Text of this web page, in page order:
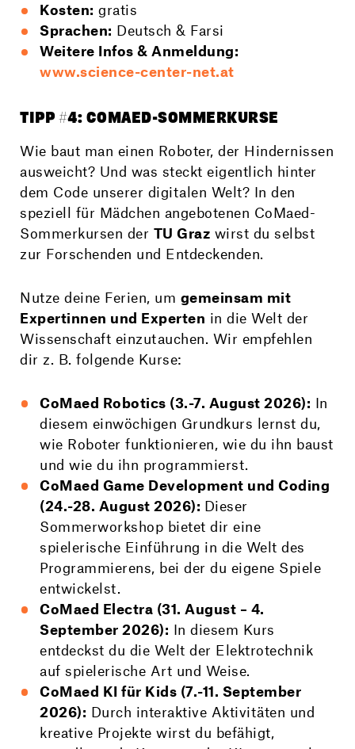
Kosten: gratis
Sprachen: Deutsch & Farsi
Weitere Infos & Anmeldung:
www.science-center-net.at
TIPP #4: COMAED-SOMMERKURSE
Wie baut man einen Roboter, der Hindernissen
ausweicht? Und was steckt eigentlich hinter
dem Code unserer digitalen Welt? In den
speziell für Mädchen angebotenen CoMaed-
Sommerkursen der TU Graz wirst du selbst
zur Forschenden und Entdeckenden.
Nutze deine Ferien, um gemeinsam mit
Expertinnen und Experten in die Welt der
Wissenschaft einzutauchen. Wir empfehlen
dir z. B. folgende Kurse:
CoMaed Robotics (3.-7. August 2026): In
diesem einwöchigen Grundkurs lernst du,
wie Roboter funktionieren, wie du ihn baust
und wie du ihn programmierst.
CoMaed Game Development und Coding
(24.-28. August 2026): Dieser
Sommerworkshop bietet dir eine
spielerische Einführung in die Welt des
Programmierens, bei der du eigene Spiele
entwickelst.
CoMaed Electra (31. August – 4.
September 2026): In diesem Kurs
entdeckst du die Welt der Elektrotechnik
auf spielerische Art und Weise.
CoMaed KI für Kids (7.-11. September
2026): Durch interaktive Aktivitäten und
kreative Projekte wirst du befähigt,